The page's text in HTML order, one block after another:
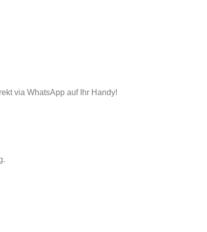
via WhatsApp auf Ihr Handy!